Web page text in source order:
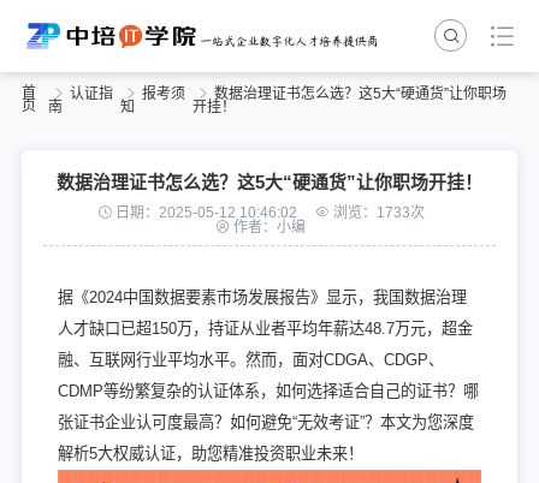
首
页
认证指
南
报考须
知
数据治理证书怎么选？这5大“硬通货”让你职场
开挂！
数据治理证书怎么选？这5大“硬通货”让你职场开挂！
日期：2025-05-12 10:46:02
浏览：1733次
作者：小编
据《2024中国数据要素市场发展报告》显示，我国数据治理
人才缺口已超150万，持证从业者平均年薪达48.7万元，超金
融、互联网行业平均水平。然而，面对CDGA、CDGP、
CDMP等纷繁复杂的认证体系，如何选择适合自己的证书？哪
张证书企业认可度最高？如何避免“无效考证”？本文为您深度
解析5大权威认证，助您精准投资职业未来！